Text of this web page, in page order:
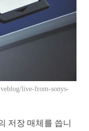
live-from-sonys-
저장 매체를 씁니